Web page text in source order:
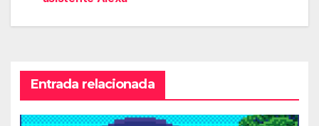
entradas
Entrada relacionada